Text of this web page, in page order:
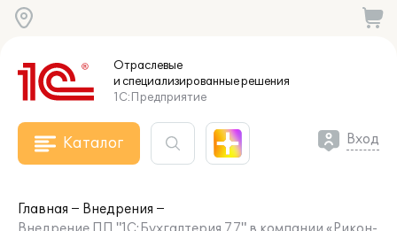
Отраслевые
и специализированныерешения
1С:Предприятие
Каталог Вход
Главная
Внедрения